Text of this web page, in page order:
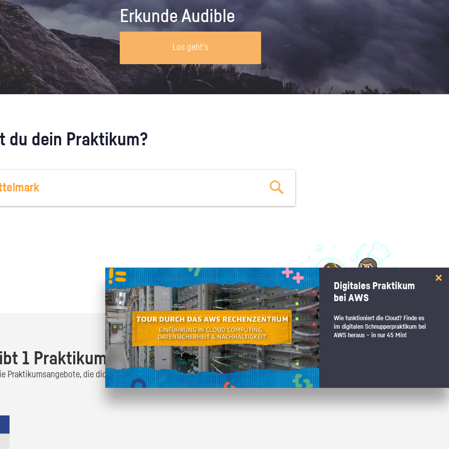
Unternehmen lohnt, wie man sich
vorbereitet und wie ein Vorab-Anruf
abläuft.
Erkunde Audible
Los geht's
du dein Praktikum?
Oder finde heraus was dich interessiert:
zum Stärkentest.
1 Praktikumsangebot!
Praktikumsangebote, die dich interessieren und bewirb dich wenn du den passenden Platz
Digitales Praktikum
bei AWS
Wie funktioniert die Cloud? Finde es
im digitalen Schnupperpraktikum bei
AWS heraus – in nur 45 Min!